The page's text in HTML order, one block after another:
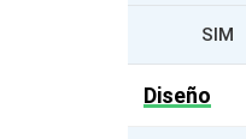
SIM
Diseño